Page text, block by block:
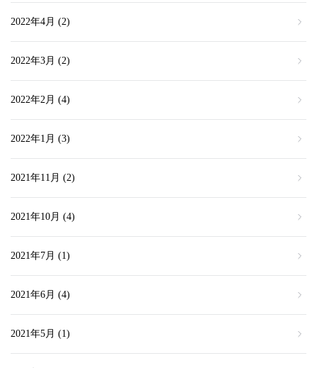
2022年4月 (2)
2022年3月 (2)
2022年2月 (4)
2022年1月 (3)
2021年11月 (2)
2021年10月 (4)
2021年7月 (1)
2021年6月 (4)
2021年5月 (1)